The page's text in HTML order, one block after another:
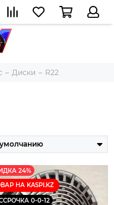
Диски R22
24%
НА KASPI.KZ
0-0-12